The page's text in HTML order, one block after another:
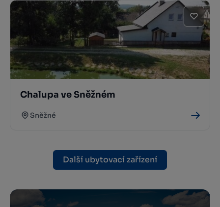
Chalupa ve Sněžném
Sněžné
Další ubytovací zařízení